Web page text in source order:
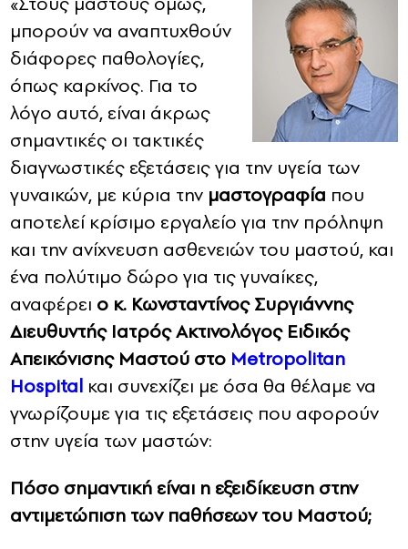
μπορούν να αναπτυχθούν
διάφορες παθολογίες,
όπως καρκίνος. Για το
λόγο αυτό, είναι άκρως
σημαντικές οι τακτικές
διαγνωστικές εξετάσεις για την υγεία των
γυναικών, με κύρια την μαστογραφία που
αποτελεί κρίσιμο εργαλείο για την πρόληψη
και την ανίχνευση ασθενειών του μαστού, και
ένα πολύτιμο δώρο για τις γυναίκες,
αναφέρει ο κ. Κωνσταντίνος Συργιάννης
Διευθυντής Ιατρός Ακτινολόγος Ειδικός
Απεικόνισης Μαστού στο Metropolitan
Hospital και συνεχίζει με όσα θα θέλαμε να
γνωρίζουμε για τις εξετάσεις που αφορούν
στην υγεία των μαστών:
Πόσο σημαντική είναι η εξειδίκευση στην
αντιμετώπιση των παθήσεων του Μαστού;